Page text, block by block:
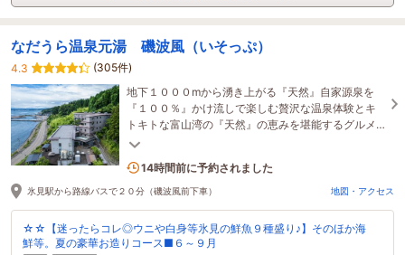
なだうら温泉元湯 磯波風（いそっぷ）
4.3
(305件)
地下１０００mから湧き上がる『天然』自家源泉を
『１００％』かけ流しで楽しむ贅沢な温泉体験とキ
トキトな富山湾の『天然』の恵みを堪能するグルメ
な旅を、『１００％』全室オーシャンビューの客室
14時間前に予約されました
氷見駅から路線バスで２０分（磯波風前下車） 地図・アクセス
☆☆【迷ったらコレ◎ウニや白身等氷見の鮮魚９種盛り♪】そのほか海
鮮等。夏の豪華お造りコース■６～９月